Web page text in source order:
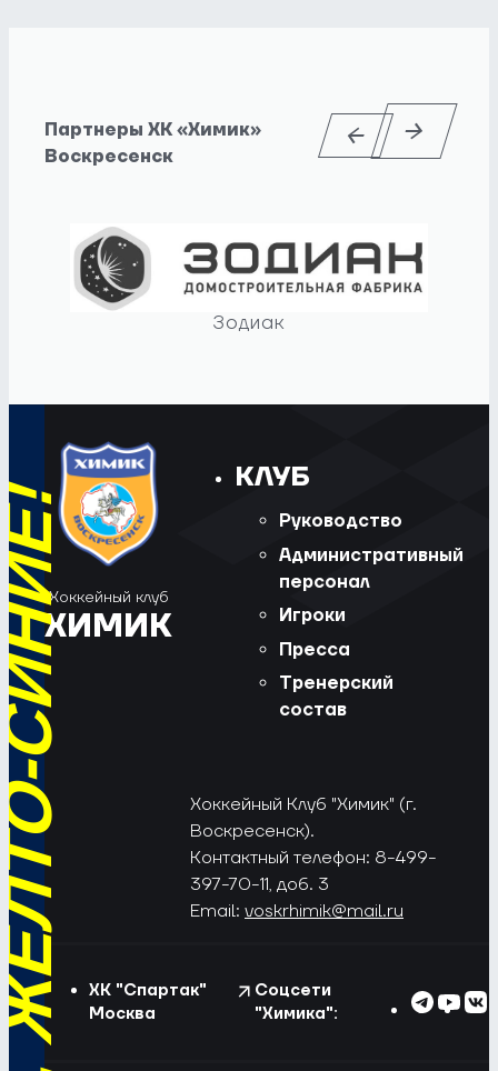
Партнеры ХК «Химик»
Воскресенск
Зодиак
Хоккейный клуб
ХИМИК
КЛУБ
Руководство
Административный
персонал
Игроки
Пресса
Тренерский
состав
Хоккейный Клуб "Химик" (г.
Воскресенск).
Контактный телефон: 8-499-
397-70-11, доб. 3
Email: voskrhimik@mail.ru
ХК "Спартак"
Москва
Соцсети
"Химика":